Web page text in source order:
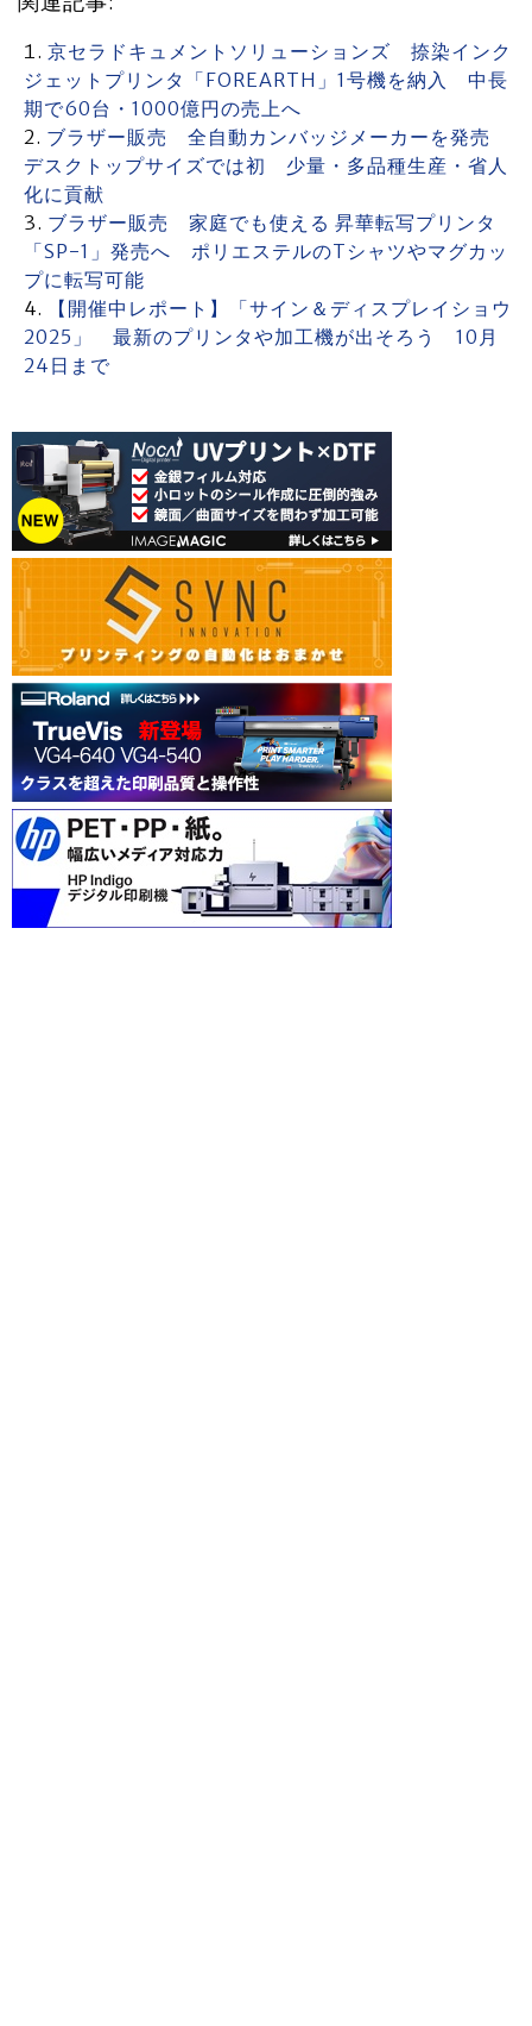
京セラドキュメントソリューションズ 捺染インク
ジェットプリンタ「FOREARTH」1号機を納入 中長
期で60台・1000億円の売上へ
ブラザー販売 全自動カンバッジメーカーを発売
デスクトップサイズでは初 少量・多品種生産・省人
化に貢献
ブラザー販売 家庭でも使える 昇華転写プリンタ
「SP-1」発売へ ポリエステルのTシャツやマグカッ
プに転写可能
【開催中レポート】「サイン＆ディスプレイショウ
2025」 最新のプリンタや加工機が出そろう 10月
24日まで